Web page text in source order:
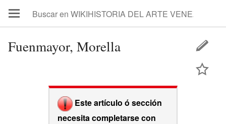
Fuenmayor, Morella
Este artículo ó sección
necesita completarse con